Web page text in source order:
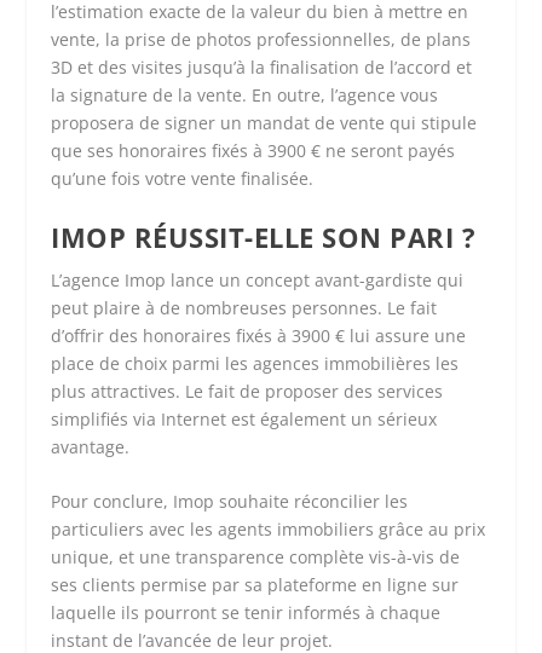
l’estimation exacte de la valeur du bien à mettre en
vente, la prise de photos professionnelles, de plans
3D et des visites jusqu’à la finalisation de l’accord et
la signature de la vente. En outre, l’agence vous
proposera de signer un mandat de vente qui stipule
que ses honoraires fixés à 3900 € ne seront payés
qu’une fois votre vente finalisée.
IMOP RÉUSSIT-ELLE SON PARI ?
L’agence Imop lance un concept avant-gardiste qui
peut plaire à de nombreuses personnes. Le fait
d’offrir des honoraires fixés à 3900 € lui assure une
place de choix parmi les agences immobilières les
plus attractives. Le fait de proposer des services
simplifiés via Internet est également un sérieux
avantage.
Pour conclure, Imop souhaite réconcilier les
particuliers avec les agents immobiliers grâce au prix
unique, et une transparence complète vis-à-vis de
ses clients permise par sa plateforme en ligne sur
laquelle ils pourront se tenir informés à chaque
instant de l’avancée de leur projet.